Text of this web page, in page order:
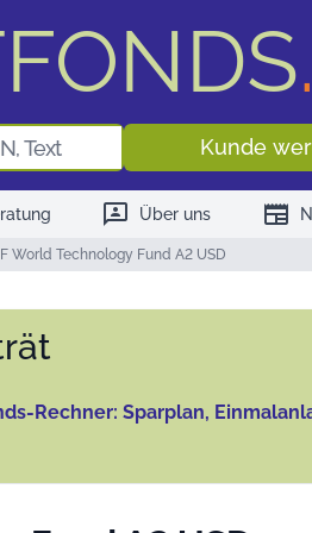
.
Kunde
3p Über uns newspaper
World Technology Fund A2 USD
Rechner: Sparplan,